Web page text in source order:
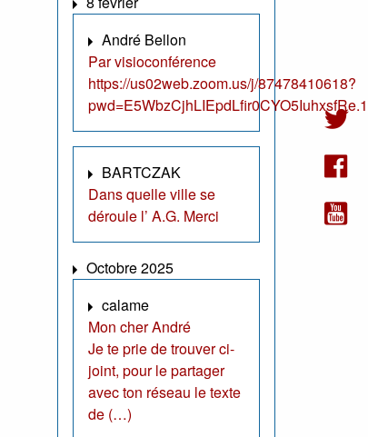
André Bellon
Par visioconférence
https://us02web.zoom.us/j/87478410618?
BARTCZAK
Dans quelle ville se
déroule l’ A.G. Merci
Octobre 2025
calame
Mon cher André
Je te prie de trouver ci-
joint, pour le partager
avec ton réseau le texte
de (…)